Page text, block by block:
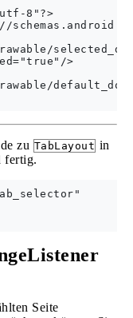
8"?>
>
zu TabLayout in
fertig.
Seite